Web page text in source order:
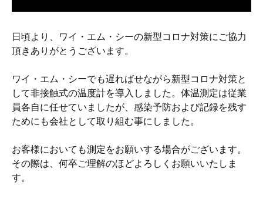
日頃より、ワイ・エム・シーの新型コロナ対策にご協力
頂きありがとうございます。
ワイ・エム・シーでも遅ればせながら新型コロナ対策と
して非接触式の温度計を導入しました。体温測定は従業
員各自に任せていましたが、感染予防および記録を残す
ためにも会社として取り組む事にしました。
お客様においても測定をお願いする場合がございます。
その際は、何卒ご理解のほどよろしくお願いいたしま
す。